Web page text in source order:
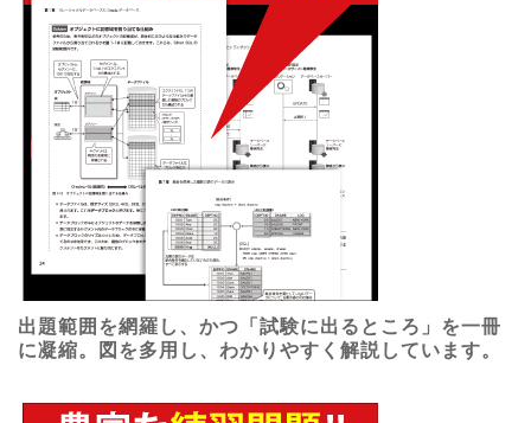
出題範囲を網羅し、かつ「試験に出るところ」を一冊
に凝縮。図を多用し、わかりやすく解説しています。